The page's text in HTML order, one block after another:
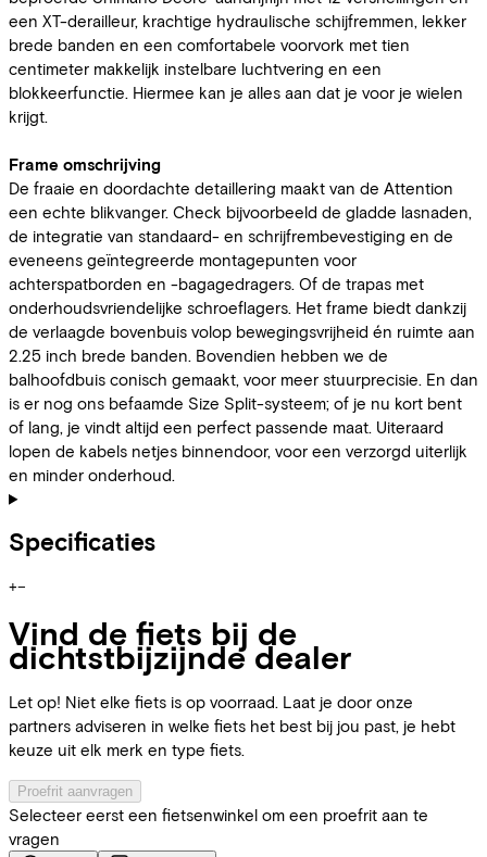
een XT-derailleur, krachtige hydraulische schijfremmen, lekker
brede banden en een comfortabele voorvork met tien
centimeter makkelijk instelbare luchtvering en een
blokkeerfunctie. Hiermee kan je alles aan dat je voor je wielen
krijgt.
Frame omschrijving
De fraaie en doordachte detaillering maakt van de Attention
een echte blikvanger. Check bijvoorbeeld de gladde lasnaden,
de integratie van standaard- en schrijfrembevestiging en de
eveneens geïntegreerde montagepunten voor
achterspatborden en -bagagedragers. Of de trapas met
onderhoudsvriendelijke schroeflagers. Het frame biedt dankzij
de verlaagde bovenbuis volop bewegingsvrijheid én ruimte aan
2.25 inch brede banden. Bovendien hebben we de
balhoofdbuis conisch gemaakt, voor meer stuurprecisie. En dan
is er nog ons befaamde Size Split-systeem; of je nu kort bent
of lang, je vindt altijd een perfect passende maat. Uiteraard
lopen de kabels netjes binnendoor, voor een verzorgd uiterlijk
en minder onderhoud.
Specificaties
+−
Vind de fiets bij de
dichtstbijzijnde dealer
Let op! Niet elke fiets is op voorraad. Laat je door onze
partners adviseren in welke fiets het best bij jou past, je hebt
keuze uit elk merk en type fiets.
Proefrit aanvragen
Selecteer eerst een fietsenwinkel om een proefrit aan te
vragen